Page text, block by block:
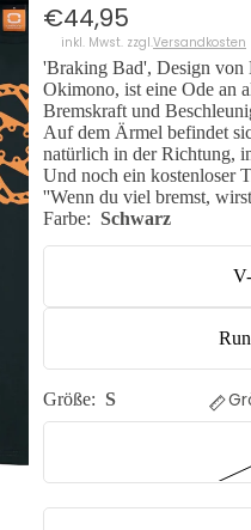
€44,95
inkl. Mwst. zzgl.Versandkosten
'Braking Bad', Design von
Okimono, ist eine Ode an
Bremskraft und
Auf dem Ärmel befindet
natürlich in der Richtung,
Und noch ein kostenloser
''Wenn du viel bremst,
Farbe: Schwarz
Größe: S